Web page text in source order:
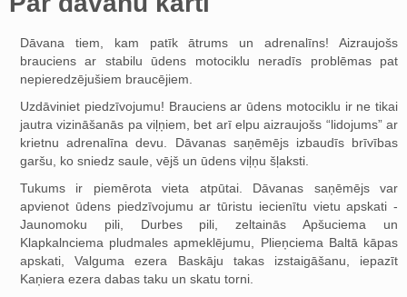
Dāvana tiem, kam patīk ātrums un adrenalīns! Aizraujošs
brauciens ar stabilu ūdens motociklu neradīs problēmas pat
nepieredzējušiem braucējiem.
Uzdāviniet piedzīvojumu! Brauciens ar ūdens motociklu ir ne tikai
jautra vizināšanās pa viļņiem, bet arī elpu aizraujošs “lidojums” ar
krietnu adrenalīna devu. Dāvanas saņēmējs izbaudīs brīvības
garšu, ko sniedz saule, vējš un ūdens viļņu šļaksti.
Tukums ir piemērota vieta atpūtai. Dāvanas saņēmējs var
apvienot ūdens piedzīvojumu ar tūristu iecienītu vietu apskati -
Jaunomoku pili, Durbes pili, zeltainās Apšuciema un
Klapkalnciema pludmales apmeklējumu, Plieņciema Baltā kāpas
apskati, Valguma ezera Baskāju takas izstaigāšanu, iepazīt
Kaņiera ezera dabas taku un skatu torni.